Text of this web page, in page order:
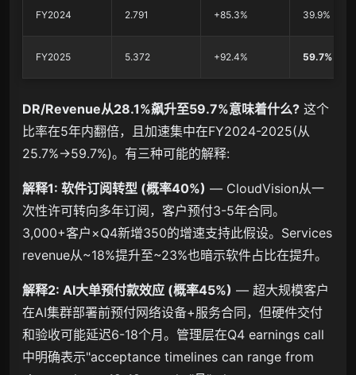
FY2024 2.791 +85.3% 39.9%
FY2025 5.372 +92.4% 59.7%
DR/Revenue从28.1%飙升至59.7%意味着什么? 这个
比率在5年内翻倍，且加速集中在FY2024-2025(从
25.7%→59.7%)。有三种可能的解释:
解释1: 软件订阅转型 (概率40%) — CloudVision从一
次性许可转向多年订阅，客户预付3-5年合同。
3,000+客户×Q4新增350的增速支持此假设。Services
revenue从~18%提升至~23%也暗示软件占比在提升。
解释2: AI大单预付款效应 (概率45%) — 超大规模客户
在AI集群部署前预付网络设备+服务合同，但硬件交付
和验收可能延迟6-18个月。管理层在Q4 earnings call
中明确表示"acceptance timelines can range from